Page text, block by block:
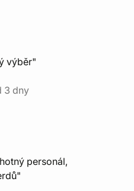
výběr"
3 dny
personál,